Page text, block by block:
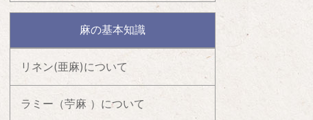
麻の基本知識
リネン(亜麻)について
ラミー（苧麻 ）について